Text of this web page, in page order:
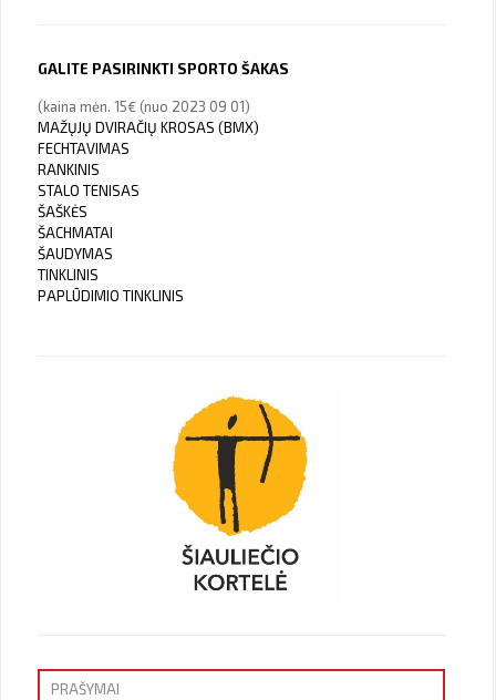
GALITE PASIRINKTI SPORTO ŠAKAS
(kaina mėn. 15€ (nuo 2023 09 01)
MAŽŲJŲ DVIRAČIŲ KROSAS (BMX)
FECHTAVIMAS
RANKINIS
STALO TENISAS
ŠAŠKĖS
ŠACHMATAI
ŠAUDYMAS
TINKLINIS
PAPLŪDIMIO TINKLINIS
PRAŠYMAI